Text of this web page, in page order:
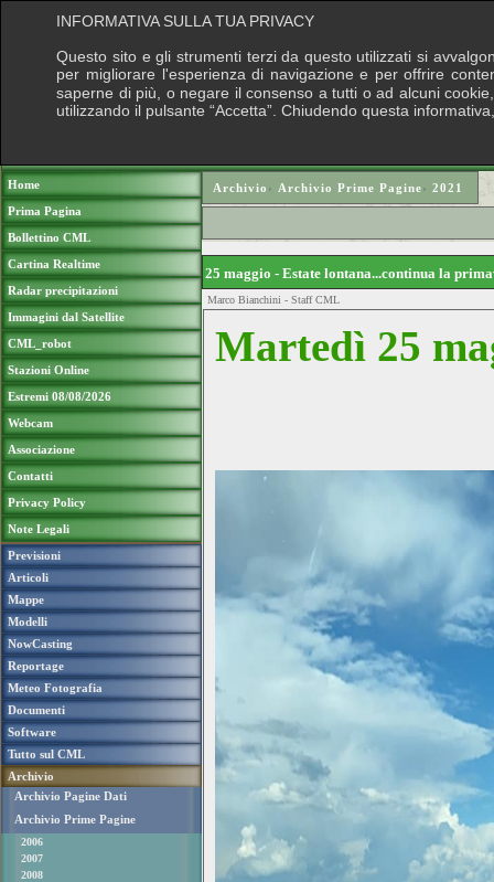
Home
Prima Pagina
Bollettino CML
Cartina Realtime
Radar precipitazioni
Immagini dal Satellite
CML_robot
Stazioni Online
Estremi 08/08/2026
Webcam
Associazione
Contatti
Privacy Policy
Note Legali
Previsioni
Articoli
Mappe
Modelli
NowCasting
Reportage
Meteo Fotografia
Documenti
Software
Tutto sul CML
Archivio
Archivio Pagine Dati
Archivio Prime Pagine
2006
2007
2008
Archivio › Archivio Prime Pagine› 2021
25 maggio - Estate lontana...continua la
Marco Bianchini - Staff CML
Martedì 25
INFORMATIVA SULLA TUA PRIVACY
Questo sito e gli strumenti terzi da questo utilizzati si
per migliorare l'esperienza di navigazione e per offrire
saperne di più, o negare il consenso a tutti o ad alcuni
utilizzando il pulsante “Accetta”. Chiudendo questa